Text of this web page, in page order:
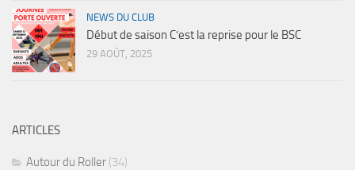
NEWS DU CLUB
Début de saison C’est la reprise pour le BSC
29 AOÛT, 2025
ARTICLES
Autour du Roller (34)